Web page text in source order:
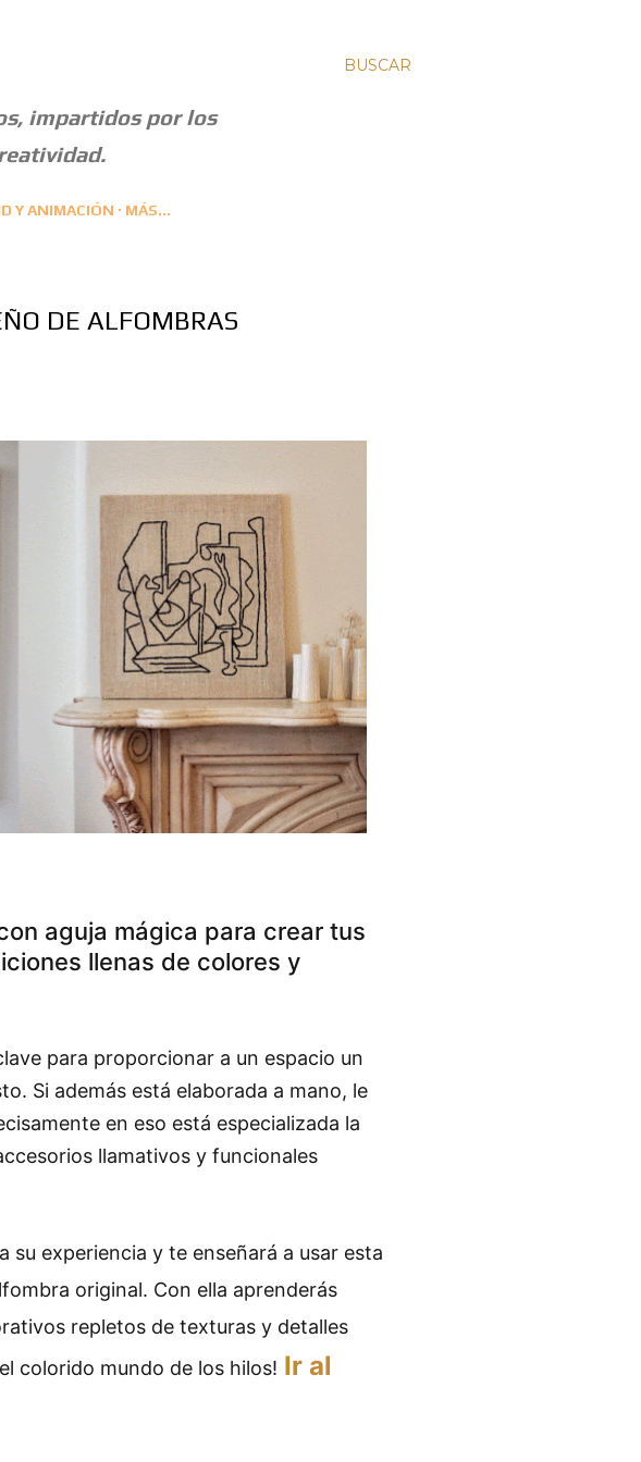
BUSCAR
impartidos por los
Y ANIMACIÓN MÁS…
DE ALFOMBRAS
aguja mágica para crear tus
llenas de colores y
para proporcionar a un espacio un
Si además está elaborada a mano, le
en eso está especializada la
llamativos y funcionales
experiencia y te enseñará a usar esta
original. Con ella aprenderás
repletos de texturas y detalles
colorido mundo de los hilos! Ir al